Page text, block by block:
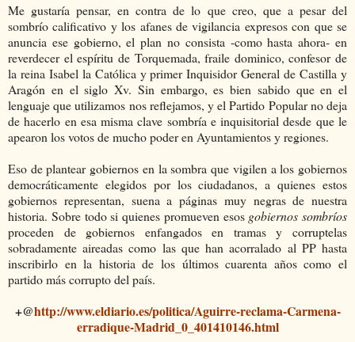
Me gustaría pensar, en contra de lo que creo, que a pesar del
sombrío calificativo y los afanes de vigilancia expresos con que se
anuncia ese gobierno, el plan no consista -como hasta ahora- en
reverdecer el espíritu de Torquemada, fraile dominico, confesor de
la reina Isabel la Católica y primer Inquisidor General de Castilla y
Aragón en el siglo Xv. Sin embargo, es bien sabido que en el
lenguaje que utilizamos nos reflejamos, y el Partido Popular no deja
de hacerlo en esa misma clave sombría e inquisitorial desde que le
apearon los votos de mucho poder en Ayuntamientos y regiones.
Eso de plantear gobiernos en la sombra que vigilen a los gobiernos
democráticamente elegidos por los ciudadanos, a quienes estos
gobiernos representan, suena a páginas muy negras de nuestra
historia. Sobre todo si quienes promueven esos gobiernos sombríos
proceden de gobiernos enfangados en tramas y corruptelas
sobradamente aireadas como las que han acorralado al PP hasta
inscribirlo en la historia de los últimos cuarenta años como el
partido más corrupto del país.
+@http://www.eldiario.es/politica/Aguirre-reclama-Carmena-
erradique-Madrid_0_401410146.html